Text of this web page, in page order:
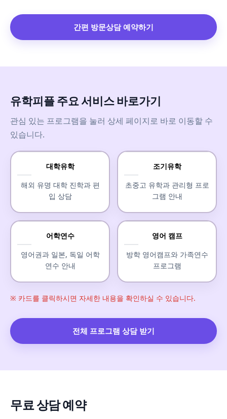
간편 방문상담 예약하기
유학피플 주요 서비스 바로가기
관심 있는 프로그램을 눌러 상세 페이지로 바로 이동할 수
있습니다.
대학유학
해외 유명 대학 진학과 편
입 상담
조기유학
초중고 유학과 관리형 프로
그램 안내
어학연수
영어권과 일본, 독일 어학
연수 안내
영어 캠프
방학 영어캠프와 가족연수
프로그램
※ 카드를 클릭하시면 자세한 내용을 확인하실 수 있습니다.
전체 프로그램 상담 받기
무료 상담 예약